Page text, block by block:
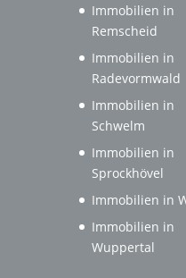
Immobilien in
Remscheid
Immobilien in
Radevormwald
Immobilien in
Schwelm
Immobilien in
Sprockhövel
Immobilien in
Immobilien in
Wuppertal